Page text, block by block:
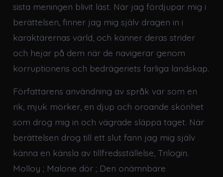
sista meningen blivit läst. När jag fördjupar mig i
berättelsen, finner jag mig själv dragen in i
karaktärernas värld, och känner deras strider
och hejar på dem när de navigerar genom
korruptionens och bedrägeriets farliga landskap.
Författarens användning av språk var som en
rik, mjuk mörker, en djup och oroande skönhet
som drog mig in och vägrade släppa taget. När
berättelsen drog till ett slut fann jag mig själv
känna en känsla av tillfredsställelse, Trilogin.
Molloy ; Malone dör ; Den onämnbare